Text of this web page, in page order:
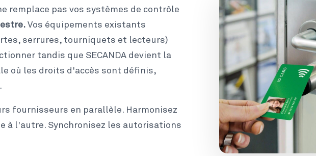
remplace pas vos systèmes de contrôle
Vos équipements existants
serrures, tourniquets et lecteurs)
tandis que SECANDA devient la
où les droits d'accès sont définis,
fournisseurs en parallèle. Harmonisez
à l'autre. Synchronisez les autorisations